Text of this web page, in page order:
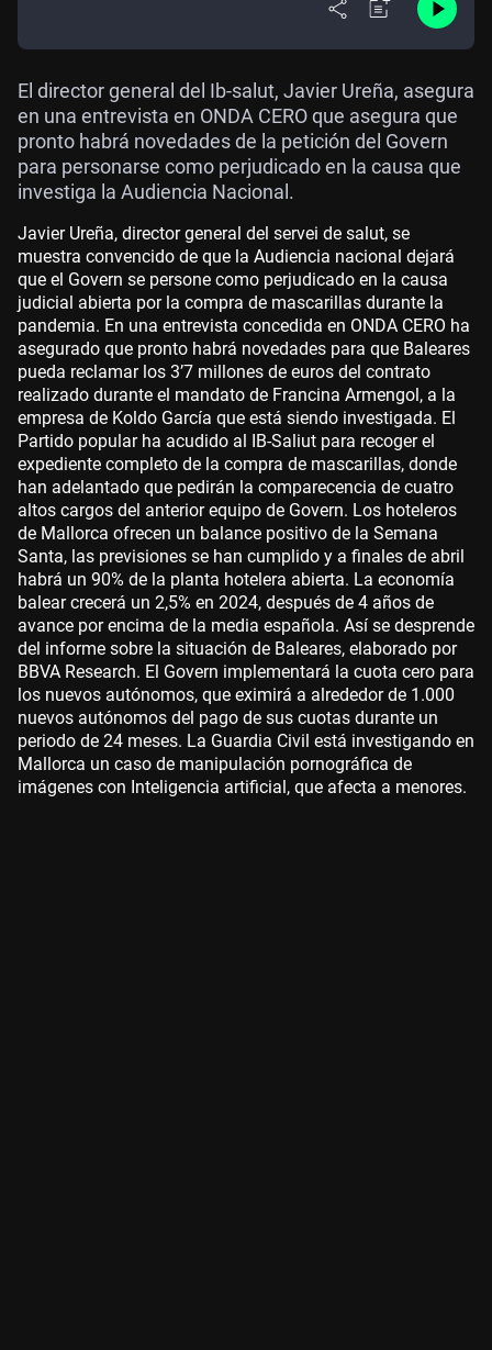
El director general del Ib-salut, Javier Ureña, asegura
en una entrevista en ONDA CERO que asegura que
pronto habrá novedades de la petición del Govern
para personarse como perjudicado en la causa que
investiga la Audiencia Nacional.
Javier Ureña, director general del servei de salut, se
muestra convencido de que la Audiencia nacional dejará
que el Govern se persone como perjudicado en la causa
judicial abierta por la compra de mascarillas durante la
pandemia. En una entrevista concedida en ONDA CERO ha
asegurado que pronto habrá novedades para que Baleares
pueda reclamar los 3’7 millones de euros del contrato
realizado durante el mandato de Francina Armengol, a la
empresa de Koldo García que está siendo investigada. El
Partido popular ha acudido al IB-Saliut para recoger el
expediente completo de la compra de mascarillas, donde
han adelantado que pedirán la comparecencia de cuatro
altos cargos del anterior equipo de Govern. Los hoteleros
de Mallorca ofrecen un balance positivo de la Semana
Santa, las previsiones se han cumplido y a finales de abril
habrá un 90% de la planta hotelera abierta. La economía
balear crecerá un 2,5% en 2024, después de 4 años de
avance por encima de la media española. Así se desprende
del informe sobre la situación de Baleares, elaborado por
BBVA Research. El Govern implementará la cuota cero para
los nuevos autónomos, que eximirá a alrededor de 1.000
nuevos autónomos del pago de sus cuotas durante un
periodo de 24 meses. La Guardia Civil está investigando en
Mallorca un caso de manipulación pornográfica de
imágenes con Inteligencia artificial, que afecta a menores.